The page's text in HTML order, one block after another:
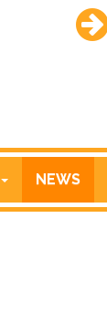
NEWS